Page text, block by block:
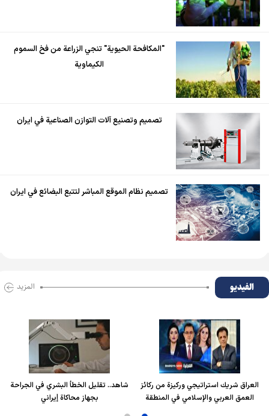
"المكافحة الحيوية" تنجي الزراعة من فخ السموم
الكيماوية
تصميم وتصنيع آلات التوازن الصناعية في ايران
تصميم نظام الموقع المباشر لتتبع البضائع في ايران
الفیدیو المزید
العراق شريك استراتيجي وركيزة من ركائز
العمق العربي والإسلامي في المنطقة
شاهد.. تقليل الخطأ البشري في الجراحة
بجهاز محاكاة إيراني